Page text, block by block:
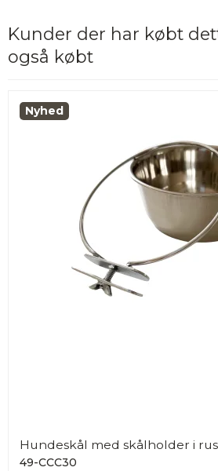
Kunder der har købt
også købt
Nyhed
Hundeskål med skålholder i
49-CCC30